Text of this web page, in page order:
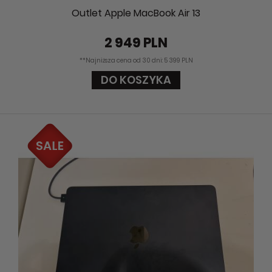
Outlet Apple MacBook Air 13
2 949 PLN
**Najniższa cena od 30 dni: 5 399 PLN
DO KOSZYKA